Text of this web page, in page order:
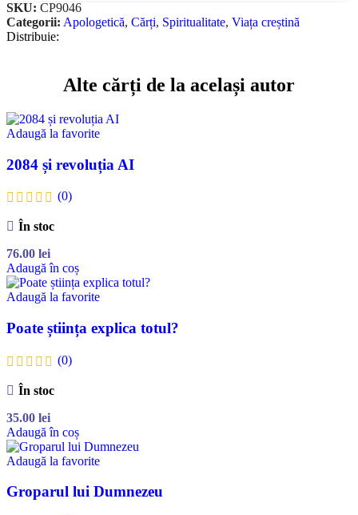
SKU: CP9046
Categorii: Apologetică, Cărți, Spiritualitate, Viața creștină
Distribuie:
Alte cărți de la același autor
Adaugă la favorite
2084 și revoluția AI
(0)
În stoc
76.00 lei
Adaugă în coș
Adaugă la favorite
Poate știința explica totul?
(0)
În stoc
35.00 lei
Adaugă în coș
Adaugă la favorite
Groparul lui Dumnezeu